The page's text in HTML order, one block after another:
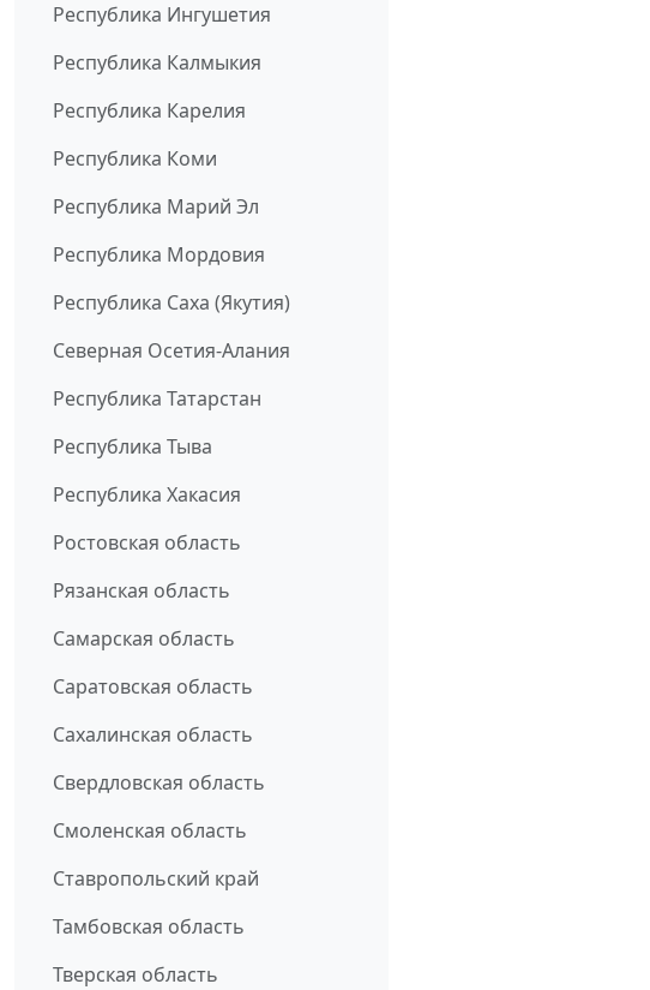
Республика Ингушетия
Республика Калмыкия
Республика Карелия
Республика Коми
Республика Марий Эл
Республика Мордовия
Республика Саха (Якутия)
Северная Осетия-Алания
Республика Татарстан
Республика Тыва
Республика Хакасия
Ростовская область
Рязанская область
Самарская область
Саратовская область
Сахалинская область
Свердловская область
Смоленская область
Ставропольский край
Тамбовская область
Тверская область